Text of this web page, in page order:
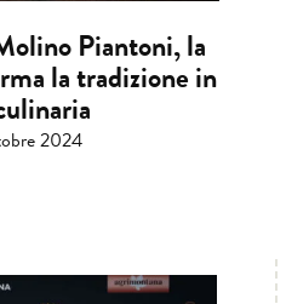
Piantoni, la
la tradizione in
2024